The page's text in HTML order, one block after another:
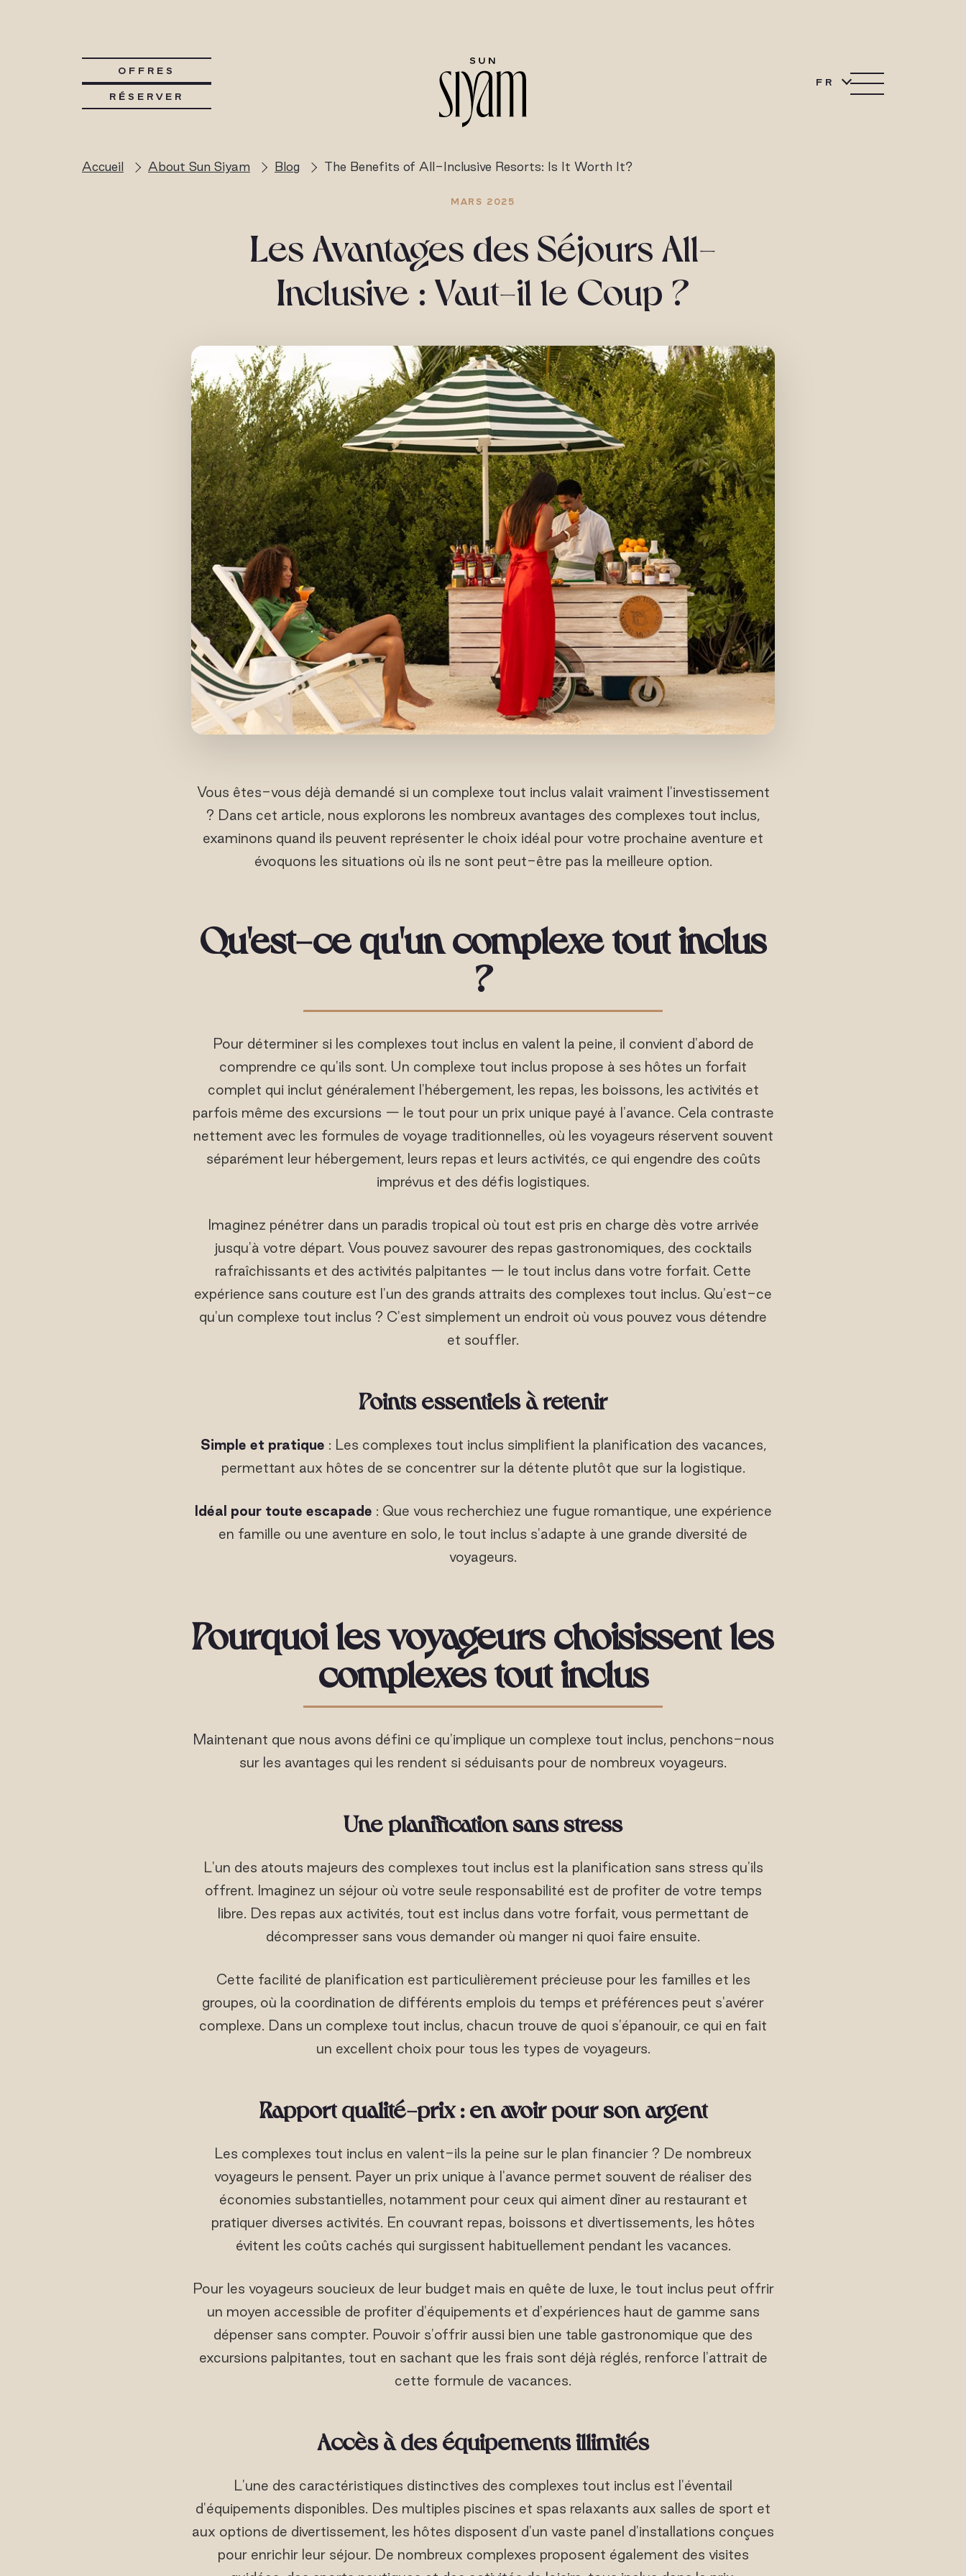
OFFRES
RÉSERVER
FR
Accueil About Sun Siyam Blog The Benefits of All-Inclusive Resorts: Is It Worth It?
MARS 2025
Les Avantages des Séjours All-
Inclusive : Vaut-il le Coup ?
Vous êtes-vous déjà demandé si un complexe tout inclus valait vraiment l'investissement
? Dans cet article, nous explorons les nombreux avantages des complexes tout inclus,
examinons quand ils peuvent représenter le choix idéal pour votre prochaine aventure et
évoquons les situations où ils ne sont peut-être pas la meilleure option.
Qu'est-ce qu'un complexe tout inclus
?
Pour déterminer si les complexes tout inclus en valent la peine, il convient d'abord de
comprendre ce qu'ils sont. Un complexe tout inclus propose à ses hôtes un forfait
complet qui inclut généralement l'hébergement, les repas, les boissons, les activités et
parfois même des excursions — le tout pour un prix unique payé à l'avance. Cela contraste
nettement avec les formules de voyage traditionnelles, où les voyageurs réservent souvent
séparément leur hébergement, leurs repas et leurs activités, ce qui engendre des coûts
imprévus et des défis logistiques.
Imaginez pénétrer dans un paradis tropical où tout est pris en charge dès votre arrivée
jusqu'à votre départ. Vous pouvez savourer des repas gastronomiques, des cocktails
rafraîchissants et des activités palpitantes — le tout inclus dans votre forfait. Cette
expérience sans couture est l'un des grands attraits des complexes tout inclus. Qu'est-ce
qu'un complexe tout inclus ? C'est simplement un endroit où vous pouvez vous détendre
et souffler.
Points essentiels à retenir
Simple et pratique : Les complexes tout inclus simplifient la planification des vacances,
permettant aux hôtes de se concentrer sur la détente plutôt que sur la logistique.
Idéal pour toute escapade : Que vous recherchiez une fugue romantique, une expérience
en famille ou une aventure en solo, le tout inclus s'adapte à une grande diversité de
voyageurs.
Pourquoi les voyageurs choisissent les
complexes tout inclus
Maintenant que nous avons défini ce qu'implique un complexe tout inclus, penchons-nous
sur les avantages qui les rendent si séduisants pour de nombreux voyageurs.
Une planification sans stress
L'un des atouts majeurs des complexes tout inclus est la planification sans stress qu'ils
offrent. Imaginez un séjour où votre seule responsabilité est de profiter de votre temps
libre. Des repas aux activités, tout est inclus dans votre forfait, vous permettant de
décompresser sans vous demander où manger ni quoi faire ensuite.
Cette facilité de planification est particulièrement précieuse pour les familles et les
groupes, où la coordination de différents emplois du temps et préférences peut s'avérer
complexe. Dans un complexe tout inclus, chacun trouve de quoi s'épanouir, ce qui en fait
un excellent choix pour tous les types de voyageurs.
Rapport qualité-prix : en avoir pour son argent
Les complexes tout inclus en valent-ils la peine sur le plan financier ? De nombreux
voyageurs le pensent. Payer un prix unique à l'avance permet souvent de réaliser des
économies substantielles, notamment pour ceux qui aiment dîner au restaurant et
pratiquer diverses activités. En couvrant repas, boissons et divertissements, les hôtes
évitent les coûts cachés qui surgissent habituellement pendant les vacances.
Pour les voyageurs soucieux de leur budget mais en quête de luxe, le tout inclus peut offrir
un moyen accessible de profiter d'équipements et d'expériences haut de gamme sans
dépenser sans compter. Pouvoir s'offrir aussi bien une table gastronomique que des
excursions palpitantes, tout en sachant que les frais sont déjà réglés, renforce l'attrait de
cette formule de vacances.
Accès à des équipements illimités
L'une des caractéristiques distinctives des complexes tout inclus est l'éventail
d'équipements disponibles. Des multiples piscines et spas relaxants aux salles de sport et
aux options de divertissement, les hôtes disposent d'un vaste panel d'installations conçues
pour enrichir leur séjour. De nombreux complexes proposent également des visites